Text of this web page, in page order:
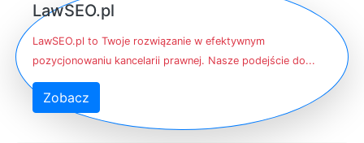
LawSEO.pl
LawSEO.pl to Twoje rozwiązanie w efektywnym
pozycjonowaniu kancelarii prawnej. Nasze podejście do...
Zobacz